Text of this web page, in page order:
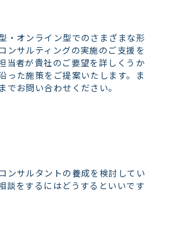
・オンライン型でのさまざまな形
ンサルティングの実施のご支援を
当者が貴社のご要望を詳しくうか
った施策をご提案いたします。ま
までお問い合わせください。
ンサルタントの養成を検討してい
談をするにはどうするといいです